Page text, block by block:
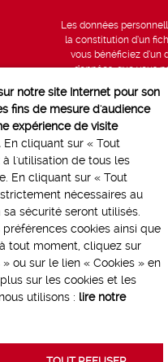
Les données
la constitution d’un
vous bénéficiez d’un
données, que vous
Line up
Marchés
Politique de
notre site Internet pour son
fins de mesure d'audience
expérience de visite
En cliquant sur « Tout
l'utilisation de tous les
En cliquant sur « Tout
nécessaires au
sécurité seront utilisés.
cookies ainsi que
tout moment, cliquez sur
ou sur le lien « Cookies » en
sur les cookies et les
utilisons : lire notre